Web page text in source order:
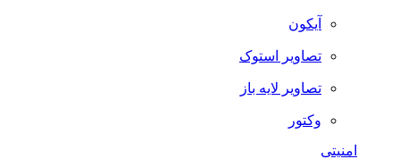
آیکون
تصاویر استوک
تصاویر لایه باز
وکتور
امنیتی